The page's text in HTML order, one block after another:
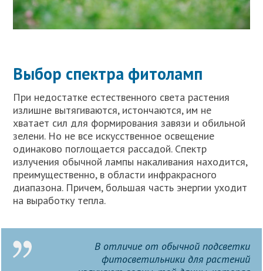
Выбор спектра фитоламп
При недостатке естественного света растения
излишне вытягиваются, истончаются, им не
хватает сил для формирования завязи и обильной
зелени. Но не все искусственное освещение
одинаково поглощается рассадой. Спектр
излучения обычной лампы накаливания находится,
преимущественно, в области инфракрасного
диапазона. Причем, большая часть энергии уходит
на выработку тепла.
В отличие от обычной подсветки
фитосветильники для растений